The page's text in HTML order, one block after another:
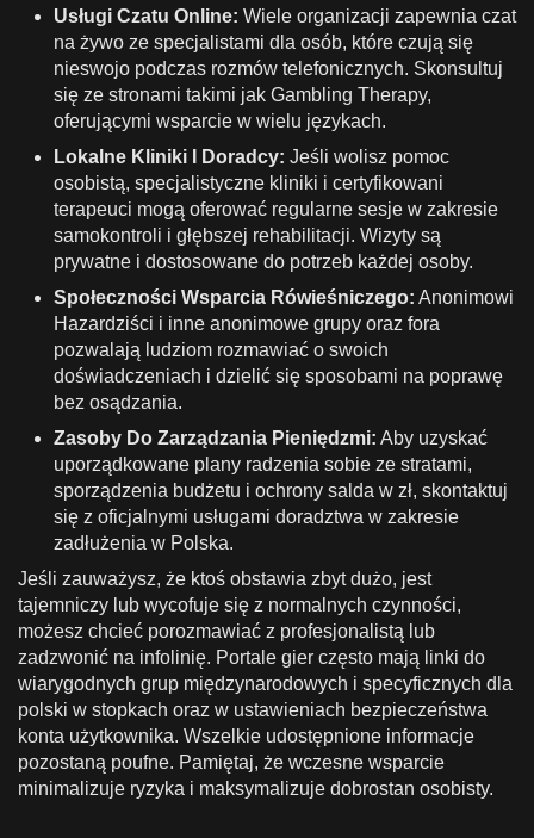
Usługi Czatu Online: Wiele organizacji zapewnia czat
na żywo ze specjalistami dla osób, które czują się
nieswojo podczas rozmów telefonicznych. Skonsultuj
się ze stronami takimi jak Gambling Therapy,
oferującymi wsparcie w wielu językach.
Lokalne Kliniki I Doradcy: Jeśli wolisz pomoc
osobistą, specjalistyczne kliniki i certyfikowani
terapeuci mogą oferować regularne sesje w zakresie
samokontroli i głębszej rehabilitacji. Wizyty są
prywatne i dostosowane do potrzeb każdej osoby.
Społeczności Wsparcia Rówieśniczego: Anonimowi
Hazardziści i inne anonimowe grupy oraz fora
pozwalają ludziom rozmawiać o swoich
doświadczeniach i dzielić się sposobami na poprawę
bez osądzania.
Zasoby Do Zarządzania Pieniędzmi: Aby uzyskać
uporządkowane plany radzenia sobie ze stratami,
sporządzenia budżetu i ochrony salda w zł, skontaktuj
się z oficjalnymi usługami doradztwa w zakresie
zadłużenia w Polska.
Jeśli zauważysz, że ktoś obstawia zbyt dużo, jest
tajemniczy lub wycofuje się z normalnych czynności,
możesz chcieć porozmawiać z profesjonalistą lub
zadzwonić na infolinię. Portale gier często mają linki do
wiarygodnych grup międzynarodowych i specyficznych dla
polski w stopkach oraz w ustawieniach bezpieczeństwa
konta użytkownika. Wszelkie udostępnione informacje
pozostaną poufne. Pamiętaj, że wczesne wsparcie
minimalizuje ryzyka i maksymalizuje dobrostan osobisty.